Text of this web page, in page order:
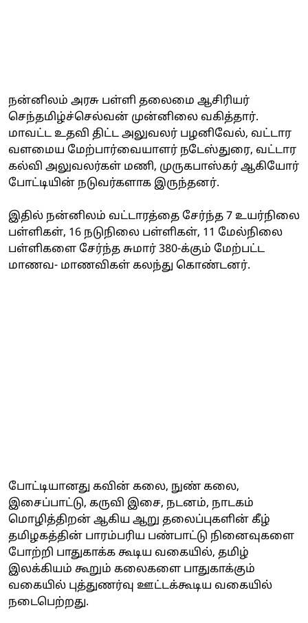
நன்னிலம் அரசு பள்ளி தலைமை ஆசிரியர்
செந்தமிழ்ச்செல்வன் முன்னிலை வகித்தார்.
மாவட்ட உதவி திட்ட அலுவலர் பழனிவேல், வட்டார
வளமைய மேற்பார்வையாளர் நடேஸ்துரை, வட்டார
கல்வி அலுவலர்கள் மணி, முருகபாஸ்கர் ஆகியோர்
போட்டியின் நடுவர்களாக இருந்தனர்.
இதில் நன்னிலம் வட்டாரத்தை சேர்ந்த 7 உயர்நிலை
பள்ளிகள், 16 நடுநிலை பள்ளிகள், 11 மேல்நிலை
பள்ளிகளை சேர்ந்த சுமார் 380-க்கும் மேற்பட்ட
மாணவ- மாணவிகள் கலந்து கொண்டனர்.
போட்டியானது கவின் கலை, நுண் கலை,
இசைப்பாட்டு, கருவி இசை, நடனம், நாடகம்
மொழித்திறன் ஆகிய ஆறு தலைப்புகளின் கீழ்
தமிழகத்தின் பாரம்பரிய பண்பாட்டு நினைவுகளை
போற்றி பாதுகாக்க கூடிய வகையில், தமிழ்
இலக்கியம் கூறும் கலைகளை பாதுகாக்கும்
வகையில் புத்துணர்வு ஊட்டக்கூடிய வகையில்
நடைபெற்றது.